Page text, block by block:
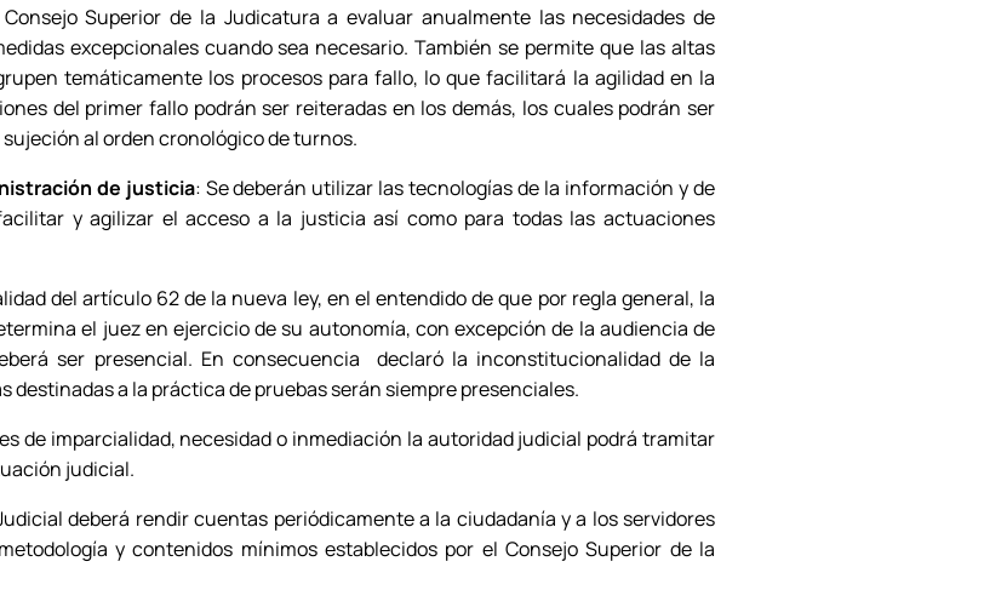
Superior de la Judicatura a evaluar anualmente las necesidades de
excepcionales cuando sea necesario. También se permite que las altas
temáticamente los procesos para fallo, lo que facilitará la agilidad en la
del primer fallo podrán ser reiteradas en los demás, los cuales podrán ser
al orden cronológico de turnos.
de justicia: Se deberán utilizar las tecnologías de la información y de
y agilizar el acceso a la justicia así como para todas las actuaciones
del artículo 62 de la nueva ley, en el entendido de que por regla general, la
el juez en ejercicio de su autonomía, con excepción de la audiencia de
ser presencial. En consecuencia declaró la inconstitucionalidad de la
destinadas a la práctica de pruebas serán siempre presenciales.
de imparcialidad, necesidad o inmediación la autoridad judicial podrá tramitar
judicial.
deberá rendir cuentas periódicamente a la ciudadanía y a los servidores
y contenidos mínimos establecidos por el Consejo Superior de la